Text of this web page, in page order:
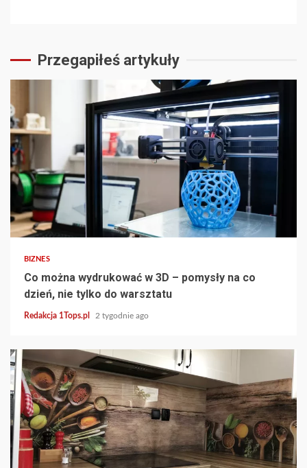
Przegapiłeś artykuły
3 min read
BIZNES
Co można wydrukować w 3D – pomysły na co
dzień, nie tylko do warsztatu
Redakcja 1Tops.pl 2 tygodnie ago